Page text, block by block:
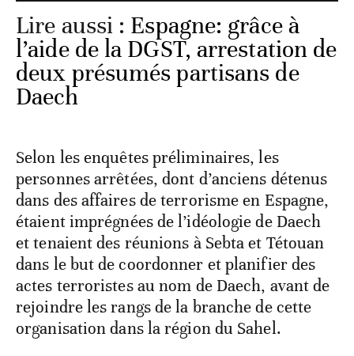
Lire aussi : Espagne: grâce à
l’aide de la DGST, arrestation de
deux présumés partisans de
Daech
Selon les enquêtes préliminaires, les
personnes arrêtées, dont d’anciens détenus
dans des affaires de terrorisme en Espagne,
étaient imprégnées de l’idéologie de Daech
et tenaient des réunions à Sebta et Tétouan
dans le but de coordonner et planifier des
actes terroristes au nom de Daech, avant de
rejoindre les rangs de la branche de cette
organisation dans la région du Sahel.